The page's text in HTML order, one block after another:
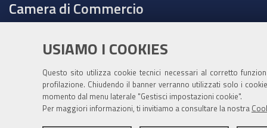
USIAMO I COOKIES
Questo sito utilizza cookie tecnici necessari al corretto
profilazione. Chiudendo il banner verranno utilizzati solo i
momento dal menu laterale "Gestisci impostazioni cookie".
Per maggiori informazioni, ti invitiamo a consultare la nostra
Camera di Commercio
Tel. 059208111 -URP
IT75Q 01000 04306 TU00 0001 3855
Fatt. elettronica - Cod. univoco: XECKYI